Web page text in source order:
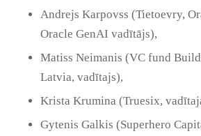
Andrejs Karpovss (Tietoevry,
Oracle GenAI vadītājs),
Matiss Neimanis (VC fund
Latvia, vadītajs),
Krista Krumina (Truesix,
Gytenis Galkis (Superhero